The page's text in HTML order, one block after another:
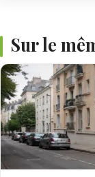
Sur le